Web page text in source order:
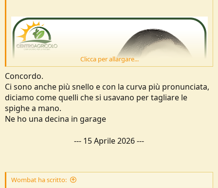
Clicca per allargare...
Concordo.
Ci sono anche più snello e con la curva più pronunciata,
diciamo come quelli che si usavano per tagliare le
spighe a mano.
Ne ho una decina in garage
--- 15 Aprile 2026---
Wombat ha scritto: